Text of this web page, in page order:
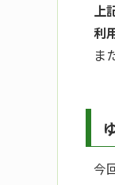
上
利
ま
今